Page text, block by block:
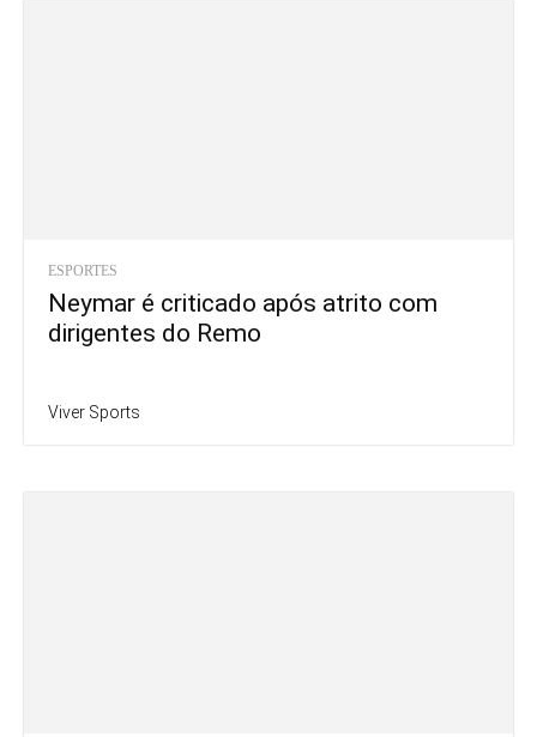
ESPORTES
Neymar é criticado após atrito com
dirigentes do Remo
Viver Sports